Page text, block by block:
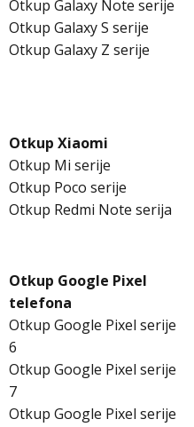
Otkup Galaxy Note serije
Otkup Galaxy S serije
Otkup Galaxy Z serije
Otkup Xiaomi
Otkup Mi serije
Otkup Poco serije
Otkup Redmi Note serija
Otkup Google Pixel
telefona
Otkup Google Pixel serije
6
Otkup Google Pixel serije
7
Otkup Google Pixel serije